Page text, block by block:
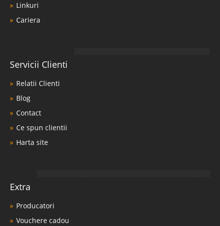
Linkuri
Cariera
Servicii Clienti
Relatii Clienti
Blog
Contact
Ce spun clientii
Harta site
Extra
Producatori
Vouchere cadou